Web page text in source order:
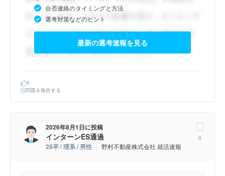
合否連絡のタイミングと方法
選考対策などのヒント
最新の選考速報を見る
0
問題を報告する
2026年8月1日に投稿
インターンES通過
28卒 / 理系 / 男性 野村不動産株式会社 就活速報
0